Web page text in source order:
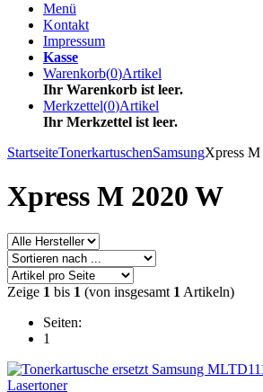
Menü
Kontakt
Impressum
Kasse
Warenkorb(0)Artikel
Ihr Warenkorb ist leer.
Merkzettel(0)Artikel
Ihr Merkzettel ist leer.
StartseiteTonerkartuschenSamsungXpress
Xpress M 2020 W
Zeige 1 bis 1 (von insgesamt 1 Artikeln)
Seiten:
1